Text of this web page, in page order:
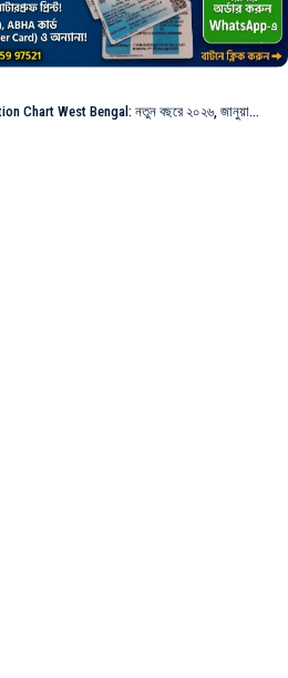
২০২৬, জানুয়ারি মাসে কোন জেলায় কোন কার্ডে কত কেজি চাল, গম/আটা, চিনি – নতুন বরাদ্দ লিস্ট দিলো – দেখুন!